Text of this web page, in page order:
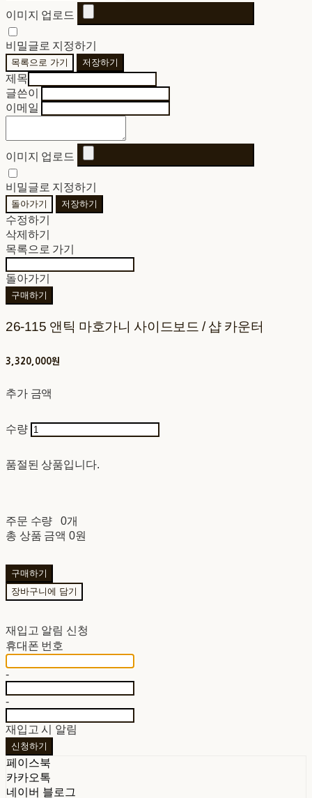
이미지 업로드
비밀글로 지정하기
목록으로 가기 저장하기
제목
글쓴이
이메일
이미지 업로드
비밀글로 지정하기
돌아가기 저장하기
수정하기
삭제하기
목록으로 가기
돌아가기
구매하기
26-115 앤틱 마호가니 사이드보드 / 샵 카운터
3,320,000원
추가 금액
수량
품절된 상품입니다.
주문 수량
0개
총 상품 금액 0원
구매하기
장바구니에 담기
재입고 알림 신청
휴대폰 번호
-
-
재입고 시 알림
신청하기
페이스북
카카오톡
네이버 블로그